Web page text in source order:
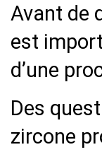
Avant de
est
d’une
Des
zircone